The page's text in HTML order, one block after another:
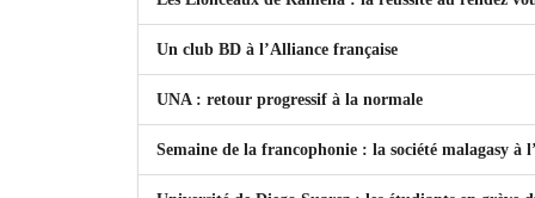
Un club BD à l’Alliance française
UNA : retour progressif à la normale
Semaine de la francophonie : la société malagasy à